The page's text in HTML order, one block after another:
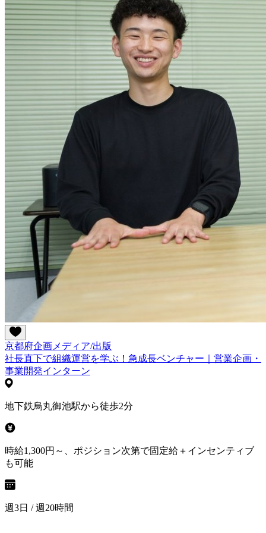
京都府企画 メディア/出版
社長直下で組織運営を学ぶ！急成長ベンチャー｜営業企画・
事業開発インターン
地下鉄烏丸御池駅から徒歩2分
時給1,300円～、ポジション次第で固定給＋インセンティブ
も可能
週3日 / 週20時間